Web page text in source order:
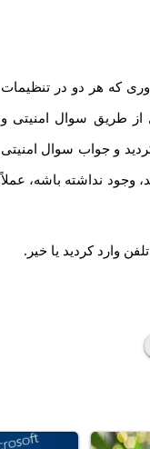
که هر دو در تنظیمات
از طریق سوال امنیتی و
و جواب سوال امنیتی
وجود نداشته باشه، عملاً
وارد کردید یا خیر.